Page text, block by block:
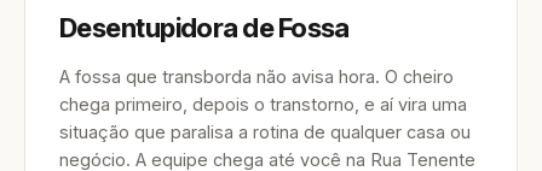
Desentupidora de Fossa
A fossa que transborda não avisa hora. O cheiro
chega primeiro, depois o transtorno, e aí vira uma
situação que paralisa a rotina de qualquer casa ou
negócio. A equipe chega até você na Rua Tenente